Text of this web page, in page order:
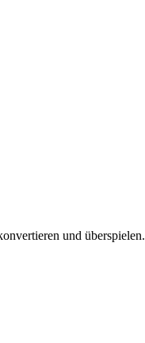
und überspielen.